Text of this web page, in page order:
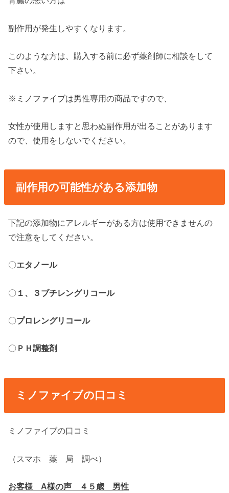
副作用が発生しやすくなります。
このような方は、購入する前に必ず薬剤師に相談をして
下さい。
※ミノファイブは男性専用の商品ですので、
女性が使用しますと思わぬ副作用が出ることがあります
ので、使用をしないでください。
副作用の可能性がある添加物
下記の添加物にアレルギーがある方は使用できませんの
で注意をしてください。
〇エタノール
〇 １、３ブチレングリコール
〇プロレングリコール
〇 ＰＨ調整剤
ミノファイブの口コミ
ミノファイブの口コミ
（スマホ 薬 局 調べ）
お客様 A様の声 ４５歳 男性